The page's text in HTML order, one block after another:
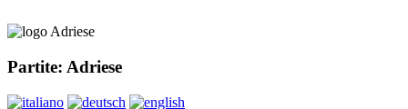
Partite: Adriese